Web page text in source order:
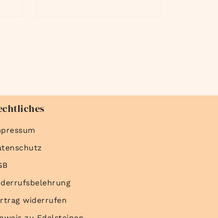
widerrufen